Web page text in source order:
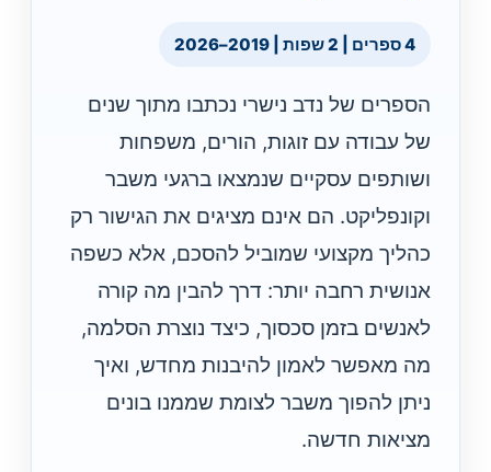
4 ספרים | 2 שפות | 2019–2026
הספרים של נדב נישרי נכתבו מתוך שנים
של עבודה עם זוגות, הורים, משפחות
ושותפים עסקיים שנמצאו ברגעי משבר
וקונפליקט. הם אינם מציגים את הגישור רק
כהליך מקצועי שמוביל להסכם, אלא כשפה
אנושית רחבה יותר: דרך להבין מה קורה
לאנשים בזמן סכסוך, כיצד נוצרת הסלמה,
מה מאפשר לאמון להיבנות מחדש, ואיך
ניתן להפוך משבר לצומת שממנו בונים
מציאות חדשה.